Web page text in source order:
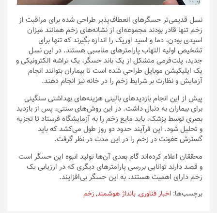
نسل قدیمی‌تر حسگرهای انعطاف‌پذیر طراحی شده برای مراقبت از
زخم تنها قادر بودند مجموعه‌ای از نشانه‌های زخم همانند میزان
اسیدی بودن، دما و اسید اوریک را اندازه بگیرند که تنها برای
تشخیص اولیه التهاب پارامترهای مناسبی هستند. در این نسل
جدید، پلت‌فرمی متشکل از یک باند حسگر، یک تراشه الکترونیکی و
یک اپلیکیشن موبایل طراحی شده است تا بیماران بتوانند انجام
آزمایش و نظارت بر شرایط زخم را در خانه نیز انجام دهند.
پیش از این انجام بازدیدهای بالینی هزینه‌های بهداشتی سنگینی
برای بیماران به دنبال داشت. در این روش‌های سنتی، پس از بازدید
بصری توسط پزشک، باید مایع زخم را به آزمایشگاه فرستاد تا تجزیه
و تحلیل شود. این فرآیند حدود دو روز طول می‌کشد که باید
گسترش عفونت در زخم را در این مدت در نظر گرفت.
محققان اعلام کرده‌اند گام بعدی آن‌ها تولید انبوه این حسگر است
و قصد دارند توانایی بررسی پارامترهای دیگری که در ارزیابی یک
زخم دارای اهمیت هستند، به این حسگر بی‌افزایند.
برچسب‌ها: اخبار فناوری,بانداژ هوشمند,زخم